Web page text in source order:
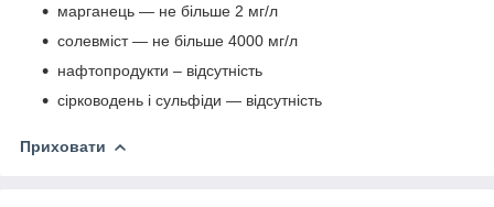
марганець — не більше 2 мг/л
солевміст — не більше 4000 мг/л
нафтопродукти – відсутність
сірководень і сульфіди — відсутність
Приховати